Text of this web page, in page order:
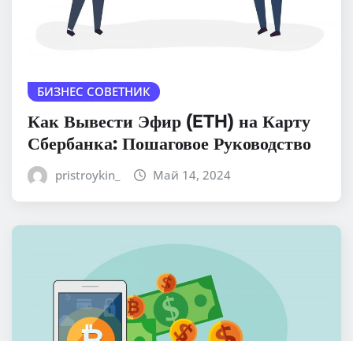
БИЗНЕС СОВЕТНИК
Как Вывести Эфир (ETH) на Карту
Сбербанка: Пошаговое Руководство
pristroykin_ Май 14, 2024